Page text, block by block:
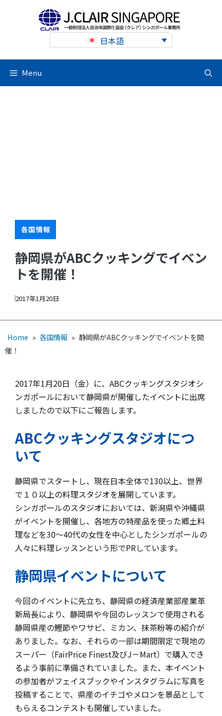
日本語
Menu
各国情報
静岡県がABCクッキングでイベン
トを開催！
2017年1月20日
Home » 各国情報 » 静岡県がABCクッキングでイベントを開
催！
2017年1月20日（金）に、ABCクッキングスタジオシ
ンガポールにおいて静岡県が開催したイベントに出席
しましたので以下にご報告します。
ABCクッキングスタジオにつ
いて
静岡県でスタートし、現在日本全体で130以上、世界
で１０以上の料理スタジオを展開しています。
シンガポールのスタジオにおいては、新潟県や沖縄県
がイベントを開催し、各地方の特産品を使った郷土料
理などを30～40代の女性を中心としたシンガポールの
人々に料理レッスンという形でPRしています。
静岡県イベントについて
今回のイベントに先立ち、静岡県の経済産業部産業革
新局長により、静岡県や今回のレッスンで使用される
静岡県産の鰹節やワサビ、ミカン、抹茶粉等の紹介が
ありました。なお、それらの一部は期間限定で現地の
スーパー（FairPrice Finest及びJ－Mart）で購入でき
るよう事前に準備されていました。また、本イベント
の参加者がフェイスブックやインスタグラムに写真を
投稿することで、県産のイチゴやメロンを景品として
もらえるコンテストも開催していました。